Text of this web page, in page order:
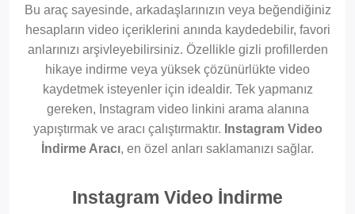
Instagarm Video
İndir
IGTV Videolarını
Kaydet
Hikaye İndirici
Profil Videosu
İndir
Bu araç sayesinde, arkadaşlarınızın veya beğendiğiniz
hesapların video içeriklerini anında kaydedebilir, favori
anlarınızı arşivleyebilirsiniz. Özellikle gizli profillerden
hikaye indirme veya yüksek çözünürlükte video
kaydetmek isteyenler için idealdir. Tek yapmanız
gereken, Instagram video linkini arama alanına
yapıştırmak ve aracı çalıştırmaktır. Instagram Video
İndirme Aracı, en özel anları saklamanızı sağlar.
Instagram Video İndirme